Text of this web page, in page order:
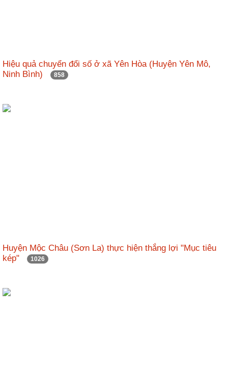
Hiệu quả chuyển đổi số ở xã Yên Hòa (Huyện Yên Mô,
Ninh Bình)
858
Huyện Mộc Châu (Sơn La) thực hiện thắng lợi "Mục tiêu
kép"
1026